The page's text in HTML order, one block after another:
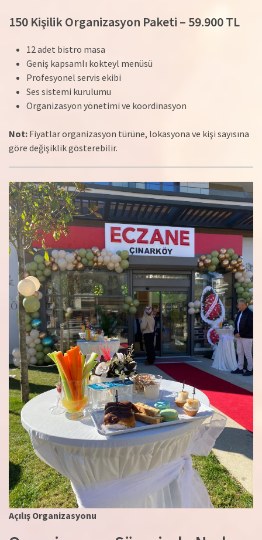
150 Kişilik Organizasyon Paketi – 59.900 TL
12 adet bistro masa
Geniş kapsamlı kokteyl menüsü
Profesyonel servis ekibi
Ses sistemi kurulumu
Organizasyon yönetimi ve koordinasyon
Not: Fiyatlar organizasyon türüne, lokasyona ve kişi sayısına
göre değişiklik gösterebilir.
Açılış Organizasyonu